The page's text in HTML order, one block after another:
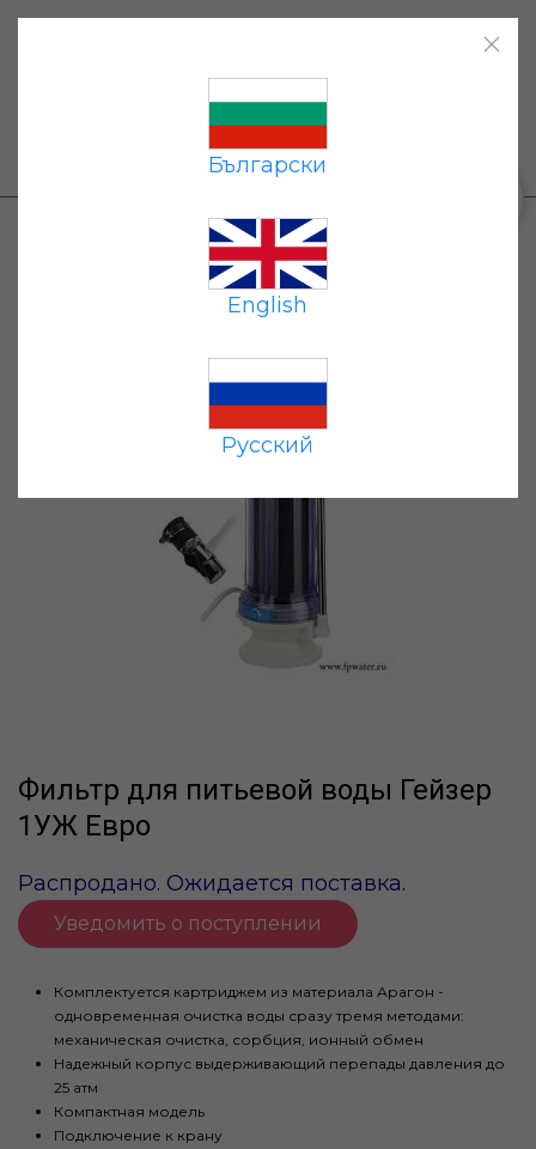
Български
English
Русский
Оплата| Доставка
+359 87 677 7191
Проточные фильтры
для питьевой воды Гейзер 1УЖ Евро
Фильтр для питьевой воды Гейзер
1УЖ Евро
Распродано. Ожидается поставка.
Уведомить о поступлении
Комплектуется картриджем из материала Арагон -
одновременная очистка воды сразу тремя методами:
механическая очистка, сорбция, ионный обмен
Надежный корпус выдерживающий перепады давления до
25 атм
Компактная модель
Подключение к крану